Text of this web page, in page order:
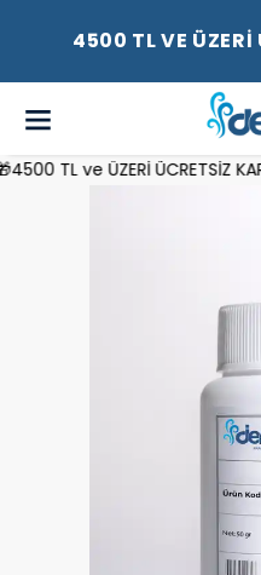
4500 TL VE ÜZERİ
TL ve ÜZERİ ÜCRETSİZ